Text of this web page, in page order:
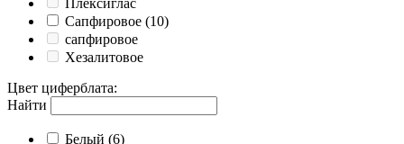
Плексиглас
Сапфировое (10)
сапфировое
Хезалитовое
Цвет циферблата:
Найти
Белый (6)